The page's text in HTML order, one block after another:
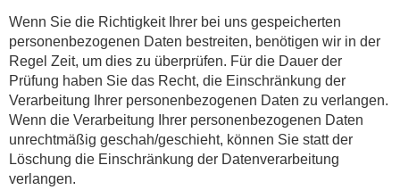
Wenn Sie die Richtigkeit Ihrer bei uns gespeicherten
personenbezogenen Daten bestreiten, benötigen wir in der
Regel Zeit, um dies zu überprüfen. Für die Dauer der
Prüfung haben Sie das Recht, die Einschränkung der
Verarbeitung Ihrer personenbezogenen Daten zu verlangen.
Wenn die Verarbeitung Ihrer personenbezogenen Daten
unrechtmäßig geschah/geschieht, können Sie statt der
Löschung die Einschränkung der Datenverarbeitung
verlangen.